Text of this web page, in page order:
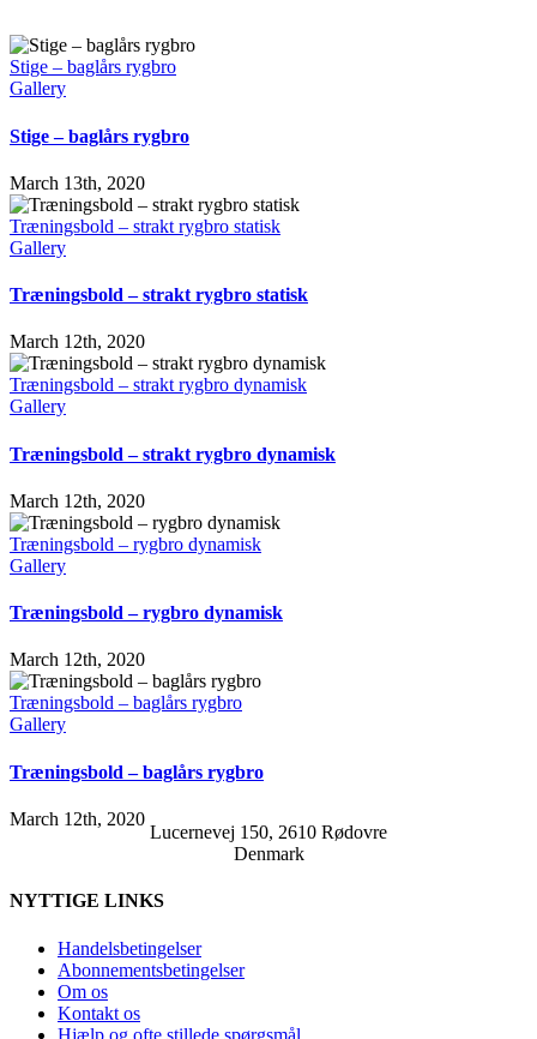
Stige – baglårs rygbro
Gallery
Stige – baglårs rygbro
March 13th, 2020
Træningsbold – strakt rygbro statisk
Gallery
Træningsbold – strakt rygbro statisk
March 12th, 2020
Træningsbold – strakt rygbro dynamisk
Gallery
Træningsbold – strakt rygbro dynamisk
March 12th, 2020
Træningsbold – rygbro dynamisk
Gallery
Træningsbold – rygbro dynamisk
March 12th, 2020
Træningsbold – baglårs rygbro
Gallery
Træningsbold – baglårs rygbro
March 12th, 2020
Lucernevej 150, 2610 Rødovre
Denmark
NYTTIGE LINKS
Handelsbetingelser
Abonnementsbetingelser
Om os
Kontakt os
Hjælp og ofte stillede spørgsmål